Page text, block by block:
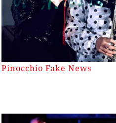
Pinocchio Fake News